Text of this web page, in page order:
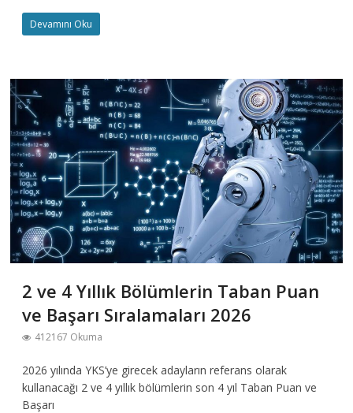
Devamını Oku
2 ve 4 Yıllık Bölümlerin Taban Puan
ve Başarı Sıralamaları 2026
412167 Okuma
2026 yılında YKS’ye girecek adayların referans olarak
kullanacağı 2 ve 4 yıllık bölümlerin son 4 yıl Taban Puan ve
Başarı